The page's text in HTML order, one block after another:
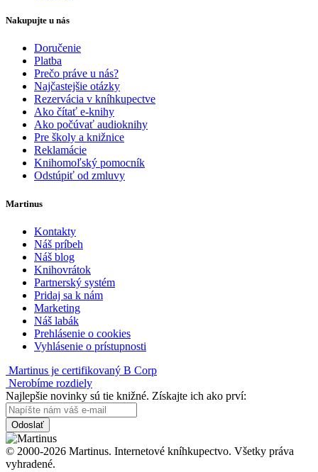
Nakupujte u nás
Doručenie
Platba
Prečo práve u nás?
Najčastejšie otázky
Rezervácia v kníhkupectve
Ako čítať e-knihy
Ako počúvať audioknihy
Pre školy a knižnice
Reklamácie
Knihomoľský pomocník
Odstúpiť od zmluvy
Martinus
Kontakty
Náš príbeh
Náš blog
Knihovrátok
Partnerský systém
Pridaj sa k nám
Marketing
Náš labák
Prehlásenie o cookies
Vyhlásenie o prístupnosti
Martinus je certifikovaný B Corp
Nerobíme rozdiely
Najlepšie novinky sú tie knižné. Získajte ich ako prví:
Odoslať
© 2000-2026 Martinus. Internetové kníhkupectvo. Všetky práva
vyhradené.